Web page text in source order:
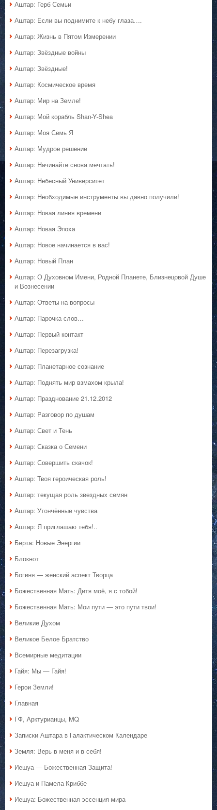
Аштар: Герб Семьи
Аштар: Если вы поднимите к небу глаза….
Аштар: Жизнь в Пятом Измерении
Аштар: Звёздные войны
Аштар: Звёздные!
Аштар: Космическое время
Аштар: Мир на Земле!
Аштар: Мой корабль Shan-Y-Shea
Аштар: Моя Семь Я
Аштар: Мудрое решение
Аштар: Начинайте снова мечтать!
Аштар: Небесный Университет
Аштар: Необходимые инструменты вы давно получили!
Аштар: Новая линия времени
Аштар: Новая Эпоха
Аштар: Новое начинается в вас!
Аштар: Новый План
Аштар: О Духовном Имени, Родной Планете, Близнецовой Душе
и Вознесении
Аштар: Ответы на вопросы
Аштар: Парочка слов…
Аштар: Первый контакт
Аштар: Перезагрузка!
Аштар: Планетарное сознание
Аштар: Поднять мир взмахом крыла!
Аштар: Празднование 21.12.2012
Аштар: Разговор по душам
Аштар: Свет и Тень
Аштар: Сказка о Семени
Аштар: Совершить скачок!
Аштар: Твоя героическая роль!
Аштар: текущая роль звездных семян
Аштар: Утончённые чувства
Аштар: Я приглашаю тебя!..
Берта: Новые Энергии
Блокнот
Богиня — женский аспект Творца
Божественная Мать: Дитя моё, я с тобой!
Божественная Мать: Мои пути — это пути твои!
Великие Духом
Великое Белое Братство
Всемирные медитации
Гайя: Мы — Гайя!
Герои Земли!
Главная
ГФ, Арктурианцы, MQ
Записки Аштара в Галактическом Календаре
Земля: Верь в меня и в себя!
Иешуа — Божественная Защита!
Иешуа и Памела Криббе
Иешуа: Божественная эссенция мира